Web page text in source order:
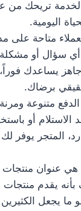
تريحك من
اليومية.
متاحة على
أي سؤال أو
يساعدك
برضاك.
الدفع متنوعة
الاستلام أو
المتجر يوفر
هي عنوان منتجات
يقدم منتجات
ما يجعل